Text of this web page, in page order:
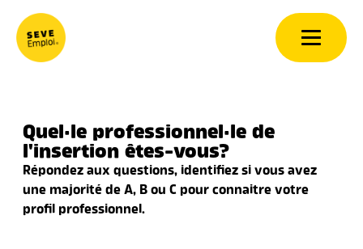
Aller au contenu
Quel·le professionnel·le de
l'insertion êtes-vous?
Répondez aux questions, identifiez si vous avez
une majorité de A, B ou C pour connaitre votre
profil professionnel.